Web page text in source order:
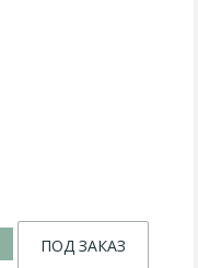
ПОД ЗАКАЗ